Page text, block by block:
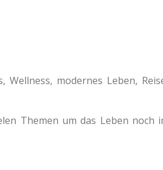
modernes Leben,
Themen um das Leben noch